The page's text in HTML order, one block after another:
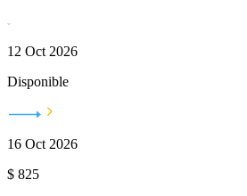
12 Oct 2026
Disponible
16 Oct 2026
$ 825